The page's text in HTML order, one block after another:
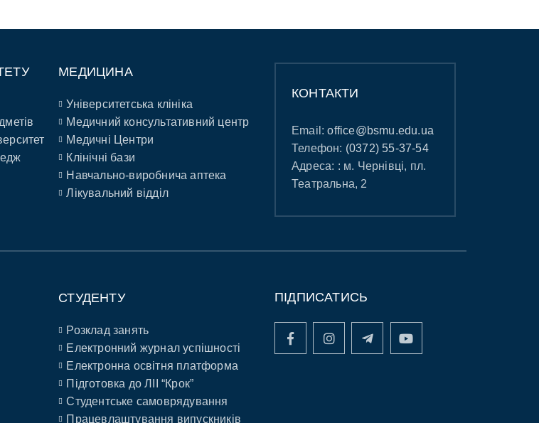
МЕДИЦИНА
Університетська клініка
Медичний консультативний центр
Медичні Центри
Клінічні бази
Навчально-виробнича аптека
Лікувальний відділ
КОНТАКТИ
Email:office@bsmu.edu.ua
Телефон: (0372) 55-37-54
Адреса: : м. Чернівці, пл.
Театральна, 2
СТУДЕНТУ
Розклад занять
Електронний журнал успішності
Електронна освітня платформа
Підготовка до ЛІІ “Крок”
Студентське самоврядування
Працевлаштування випускників
ПІДПИСАТИСЬ